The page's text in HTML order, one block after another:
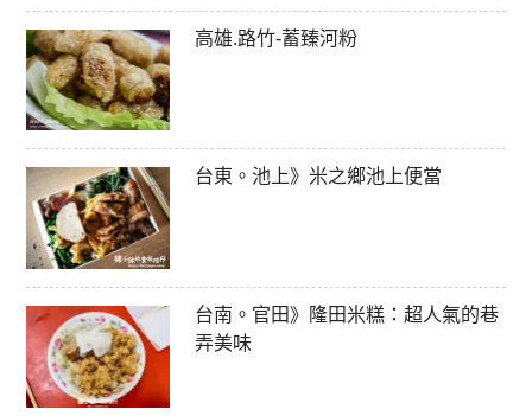
高雄.路竹-蓄臻河粉
台東。池上》米之鄉池上便當
台南。官田》隆田米糕：超人氣的巷
弄美味